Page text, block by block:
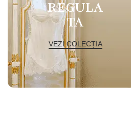
REGULA
TA
VEZI COLECȚIA